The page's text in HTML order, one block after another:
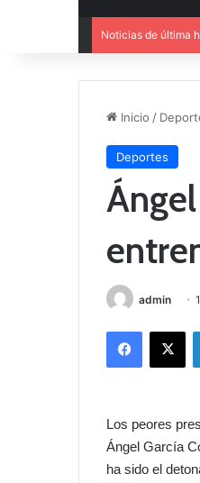
Noticias de última
Inicio /
Deportes
admin
Los peores
Ángel García
ha sido el